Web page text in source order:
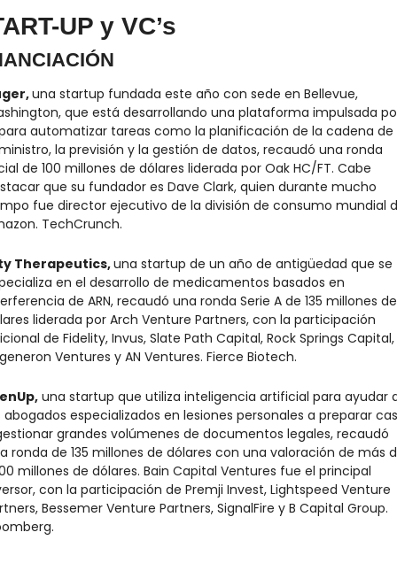
UP y VC’s
una startup fundada este año con sede en Bellevue,
que está desarrollando una plataforma impulsada
automatizar tareas como la planificación de la cadena de
la previsión y la gestión de datos, recaudó una ronda
de 100 millones de dólares liderada por Oak HC/FT. Cabe
que su fundador es Dave Clark, quien durante mucho
fue director ejecutivo de la división de consumo mundial
TechCrunch.
Therapeutics, una startup de un año de antigüedad que se
en el desarrollo de medicamentos basados en
de ARN, recaudó una ronda Serie A de 135 millones de
liderada por Arch Venture Partners, con la participación
de Fidelity, Invus, Slate Path Capital, Rock Springs Capital,
Ventures y AN Ventures. Fierce Biotech.
una startup que utiliza inteligencia artificial para ayudar
abogados especializados en lesiones personales a preparar
grandes volúmenes de documentos legales, recaudó
ronda de 135 millones de dólares con una valoración de más
millones de dólares. Bain Capital Ventures fue el principal
con la participación de Premji Invest, Lightspeed Venture
Bessemer Venture Partners, SignalFire y B Capital Group.